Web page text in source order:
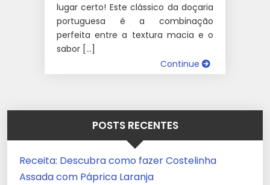
lugar certo! Este clássico da doçaria
portuguesa é a combinação
perfeita entre a textura macia e o
sabor […]
Continue
POSTS RECENTES
Receita: Descubra como fazer Costelinha
Assada com Páprica Laranja